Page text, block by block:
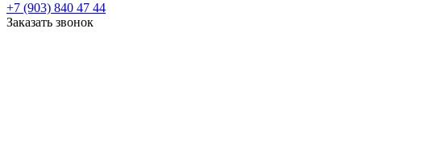
+7 (903) 840 47 44
Заказать звонок